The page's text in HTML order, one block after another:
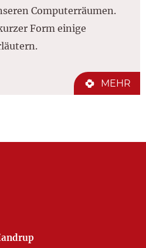
Computerräumen.
Form einige
MEHR